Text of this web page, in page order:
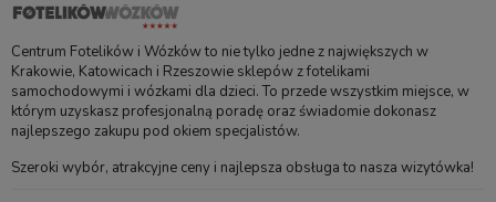
Centrum Fotelików i Wózków to nie tylko jedne z największych w
Krakowie, Katowicach i Rzeszowie sklepów z fotelikami
samochodowymi i wózkami dla dzieci. To przede wszystkim miejsce, w
którym uzyskasz profesjonalną poradę oraz świadomie dokonasz
najlepszego zakupu pod okiem specjalistów.
Szeroki wybór, atrakcyjne ceny i najlepsza obsługa to nasza wizytówka!